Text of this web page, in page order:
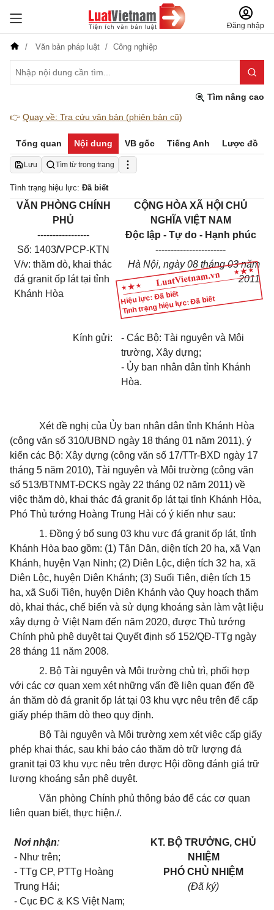
Đăng nhập
Văn bản pháp luật Công nghiệp
Tìm nâng cao
👉 Quay về: Tra cứu văn bản (phiên bản cũ)
Tổng quan Nội dung VB gốc Tiếng Anh Lược đồ
Lưu Tìm từ trong trang
Tình trạng hiệu lực: Đã biết
Hiệu lực: Đã biết
Tình trạng hiệu lực: Đã biết
VĂN PHÒNG CHÍNH
PHỦ
-----------------
Số: 1403/VPCP-KTN
V/v: thăm dò, khai thác
đá granit ốp lát tại tỉnh
Khánh Hòa
CỘNG HÒA XÃ HỘI CHỦ
NGHĨA VIỆT NAM
Độc lập - Tự do - Hạnh phúc
-----------------------
Hà Nội, ngày 08 tháng 03 năm
2011
Kính gửi:
- Các Bộ: Tài nguyên và Môi
trường, Xây dựng;
- Ủy ban nhân dân tỉnh Khánh
Hòa.
Xét đề nghị của Ủy ban nhân dân tỉnh Khánh Hòa
(công văn số 310/UBND ngày 18 tháng 01 năm 2011), ý
kiến các Bộ: Xây dựng (công văn số 17/TTr-BXD ngày 17
tháng 5 năm 2010), Tài nguyên và Môi trường (công văn
số 513/BTNMT-ĐCKS ngày 22 tháng 02 năm 2011) về
việc thăm dò, khai thác đá granit ốp lát tại tỉnh Khánh Hòa,
Phó Thủ tướng Hoàng Trung Hải có ý kiến như sau:
1. Đồng ý bổ sung 03 khu vực đá granit ốp lát, tỉnh
Khánh Hòa bao gồm: (1) Tân Dân, diện tích 20 ha, xã Vạn
Khánh, huyện Vạn Ninh; (2) Diên Lộc, diện tích 32 ha, xã
Diên Lộc, huyện Diên Khánh; (3) Suối Tiên, diện tích 15
ha, xã Suối Tiên, huyện Diên Khánh vào Quy hoạch thăm
dò, khai thác, chế biến và sử dụng khoáng sản làm vật liệu
xây dựng ở Việt Nam đến năm 2020, được Thủ tướng
Chính phủ phê duyệt tại Quyết định số 152/QĐ-TTg ngày
28 tháng 11 năm 2008.
2. Bộ Tài nguyên và Môi trường chủ trì, phối hợp
với các cơ quan xem xét những vấn đề liên quan đến đề
án thăm dò đá granit ốp lát tại 03 khu vực nêu trên để cấp
giấy phép thăm dò theo quy định.
Bộ Tài nguyên và Môi trường xem xét việc cấp giấy
phép khai thác, sau khi báo cáo thăm dò trữ lượng đá
granit tại 03 khu vực nêu trên được Hội đồng đánh giá trữ
lượng khoáng sản phê duyệt.
Văn phòng Chính phủ thông báo để các cơ quan
liên quan biết, thực hiện./.
Nơi nhận:
- Như trên;
- TTg CP, PTTg Hoàng
Trung Hải;
- Cục ĐC & KS Việt Nam;
KT. BỘ TRƯỞNG, CHỦ
NHIỆM
PHÓ CHỦ NHIỆM
(Đã ký)